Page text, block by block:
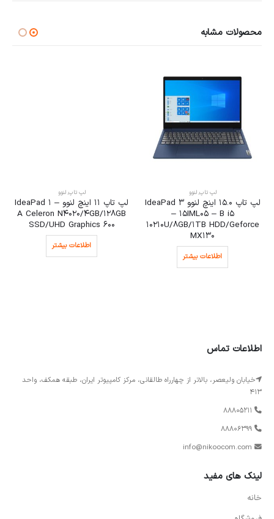
محصولات مشابه
لپ تاپ,لنوو
لپ تاپ 15.0 اینچ لنوو IdeaPad 3
– 15IML05 – B i5
10210U/8GB/1TB HDD/Geforce
MX130
اطلاعات بیشتر
لپ تاپ,لنوو
لپ تاپ 11 اینچ لنوو IdeaPad 1 –
A Celeron N4020/4GB/128GB
SSD/UHD Graphics 600
اطلاعات بیشتر
اطلاعات تماس
خیابان ولیعصر، بالاتر از چهارراه طالقانی، مرکز کامپیوتر ایران، طبقه همکف، واحد
413
88805211
88806399
info@nikoocom.com
لینک های مفید
خانه